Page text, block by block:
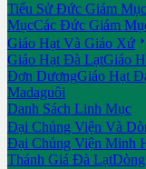
Tiểu Sử Đức Giám
MụcCác Đức Giám
Giáo Hạt Và Giáo Xứ 
Giáo Hạt Đà LạtGiáo
Đơn DươngGiáo Hạt
Madaguôi
Danh Sách Linh Mục
Đại Chủng Viện Và
Đại Chủng Viện Minh
Thánh Giá Đà Lạt